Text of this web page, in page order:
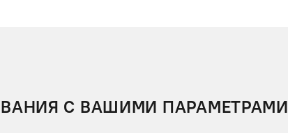
С ВАШИМИ ПАРАМЕТРАМИ